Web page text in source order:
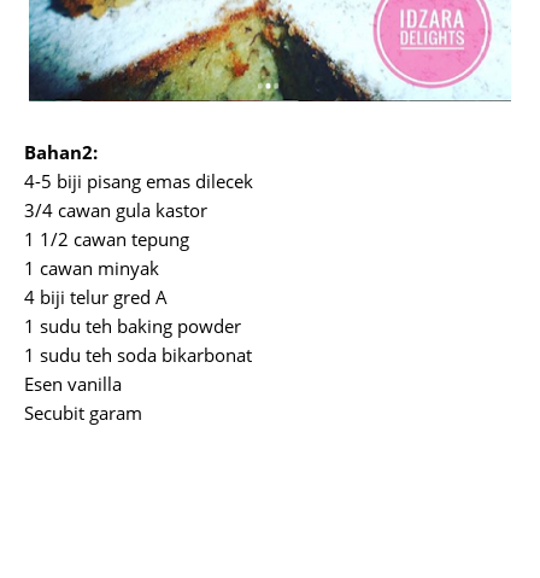
Bahan2:
4-5 biji pisang emas dilecek
3/4 cawan gula kastor
1 1/2 cawan tepung
1 cawan minyak
4 biji telur gred A
1 sudu teh baking powder
1 sudu teh soda bikarbonat
Esen vanilla
Secubit garam